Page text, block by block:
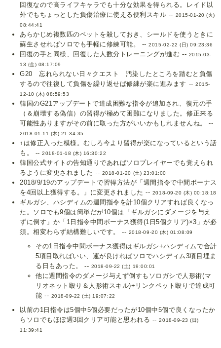
回復なので高ライフキャラでも十分な効果を得られる。レイド以
外でもちょっとした負傷治療に使える便利スキル -- 2015-01-20 (火)
08:44:41
あらかじめ複数匹のペットを殺しておき、シールドを使うときに
蘇生させればソロでも手軽に修練可能。 --2015-02-22 (日) 09:23:36
回復の手と同様、回復した人数分トレーニングが進む -- 2015-03-
13 (金) 08:17:09
G20 忘れられない日々クエスト 汚染したところを踏むと負傷
するので往復して負傷を繰り返せば修練が楽に進みます --2015-
12-10 (木) 08:59:53
韓国のG21アップデートで達成困難な指令が追加され、復元の手
（＆崩壊する偽信）の習得が極めて困難になりました。修正来る
可能性ありますがその前に取った方がいいかもしれませんね。 --
2018-01-11 (木) 21:34:35
↑は修正入った模様。むしろ今より習得が楽になっているという話
も。 --2018-01-18 (木) 16:30:22
韓国公式サイトの告知通りであればソロプレイヤーでも覚えられ
るように変更されました -- 2018-01-20 (土) 23:01:00
2018/9/19のアップデートで習得方法が「週間指令で中間ボーナス
を4回以上獲得する。」に変更されました -- 2018-09-20 (木) 00:18:18
ギルガシ、ハシディムの週間指令を計10個クリアすれば良くなっ
た。ソロでも9個は簡単だが10個は「ギルガシにダメージを与え
ずに倒す」か「1日指令中間ボーナス獲得(1日5個クリア)×3」が必
須。相変わらず結構難しいです。 -- 2018-09-20 (木) 01:08:09
その1日指令中間ボーナス獲得はギルガシ+ハシディムで合計
5項目取ればいい、運が良ければソロでハシディム3項目埋ま
る日もあった。 -- 2018-09-22 (土) 19:00:01
他に週間指令のダメージ与えず倒すもソロガシで人形術(マ
リオネット殴り＆人形術スキル)+リンクペット殴りで達成可
能 -- 2018-09-22 (土) 19:07:22
以前の1日指令は5個中5個必要だったが10個中5個で良くなったか
らソロでもほぼ週3回クリア可能と思われる --2018-09-23 (日)
11:39:41